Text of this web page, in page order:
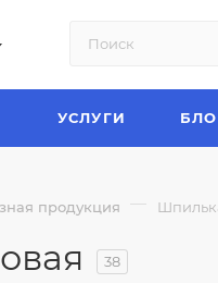
УСЛУГИ
продукция —
38